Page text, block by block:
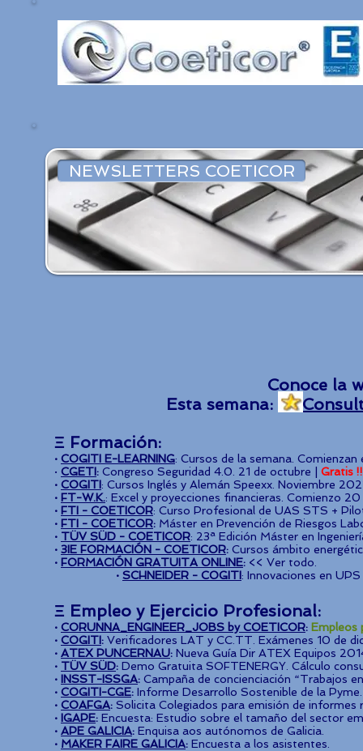
NEWSLETTERS COETICOR
Conoce la
Esta semana:
Ξ Formación:
· COGITI E-LEARNING: Cursos de la semana. Comienzan
· CGETI: Congreso Seguridad 4.0. 21 de octubre | Gratis !!
· COGITI: Cursos Inglés y Alemán Speexx. Noviembre
· FT-W.K.: Excel y proyecciones financieras. Comienzo
· FTI - COETICOR: Curso Profesional de UAS STS +
· FTI - COETICOR: Máster en Prevención de Riesgos
· TÜV SÜD - COETICOR: 23ª Edición Máster en
· 3IE FORMACIÓN - COETICOR: Cursos ámbito
· FORMACIÓN GRATUITA ONLINE: << Ver todo.
· SCHNEIDER - COGITI: Innovaciones en
Ξ Empleo y Ejercicio Profesional:
· CORUNNA_ENGINEER_JOBS by COETICOR: Empleos
· COGITI: Verificadores LAT y CC.TT. Exámenes 10 de
· ATEX PUNCERNAU: Nueva Guía Dir ATEX Equipos
· TÜV SÜD: Demo Gratuita SOFTENERGY. Cálculo
· INSST-ISSGA: Campaña de concienciación “Trabajos
· COGITI-CGE: Informe Desarrollo Sostenible de la
· COAFGA: Solicita Colegiados para emisión de
· IGAPE: Encuesta: Estudio sobre el tamaño del sector
· APE GALICIA: Enquisa aos autónomos de Galicia.
· MAKER FAIRE GALICIA: Encuesta a los asistentes.